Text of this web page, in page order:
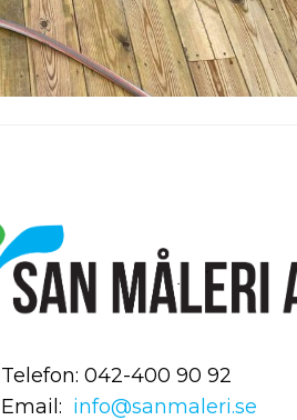
Telefon: 042-400 90 92
Email: info@sanmaleri.se